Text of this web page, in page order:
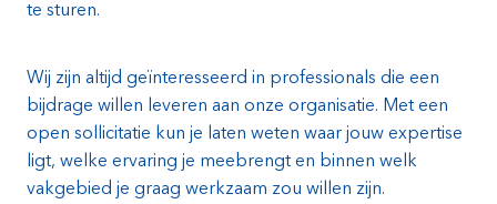
te sturen.
Wij zijn altijd geïnteresseerd in professionals die een
bijdrage willen leveren aan onze organisatie. Met een
open sollicitatie kun je laten weten waar jouw expertise
ligt, welke ervaring je meebrengt en binnen welk
vakgebied je graag werkzaam zou willen zijn.